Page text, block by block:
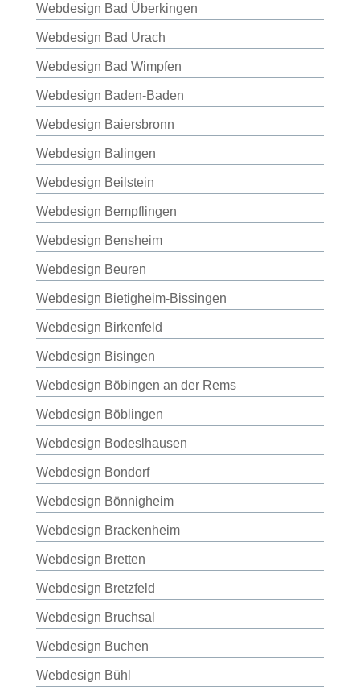
Webdesign Bad Überkingen
Webdesign Bad Urach
Webdesign Bad Wimpfen
Webdesign Baden-Baden
Webdesign Baiersbronn
Webdesign Balingen
Webdesign Beilstein
Webdesign Bempflingen
Webdesign Bensheim
Webdesign Beuren
Webdesign Bietigheim-Bissingen
Webdesign Birkenfeld
Webdesign Bisingen
Webdesign Böbingen an der Rems
Webdesign Böblingen
Webdesign Bodeslhausen
Webdesign Bondorf
Webdesign Bönnigheim
Webdesign Brackenheim
Webdesign Bretten
Webdesign Bretzfeld
Webdesign Bruchsal
Webdesign Buchen
Webdesign Bühl